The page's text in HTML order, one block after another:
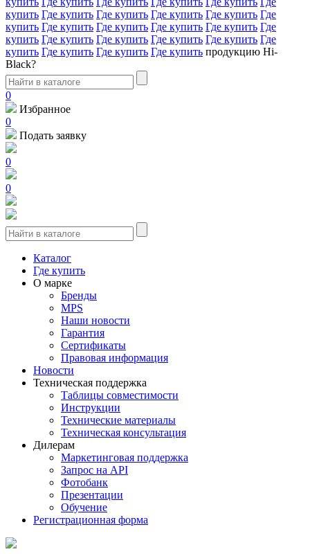
купить Где купить Где купить Где купить Где купить Где
купить Где купить Где купить Где купить Где купить Где
купить Где купить Где купить Где купить Где купить Где
купить Где купить Где купить Где купить продукцию Hi-
Black?
0
Избранное
0
Подать заявку
0
0
Каталог
Где купить
О марке
Бренды
MPS
Наши новости
Гарантия
Сертификаты
Правовая информация
Новости
Техническая поддержка
Таблицы совместимости
Инструкции
Технические материалы
Техническая консультация
Дилерам
Маркетинговая поддержка
Запрос на API
Фотобанк
Презентации
Обучение
Регистрационная форма